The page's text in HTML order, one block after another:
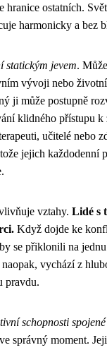
hranice ostatních.
harmonicky a bez
statickým jevem.
vývoji nebo
ji může postupně
klidného přístupu
učitelé nebo
jejich každodenní
vztahy. Lidé s
Když dojde ke
se přiklonili na
vychází z
pravdu.
schopnosti
správný moment.